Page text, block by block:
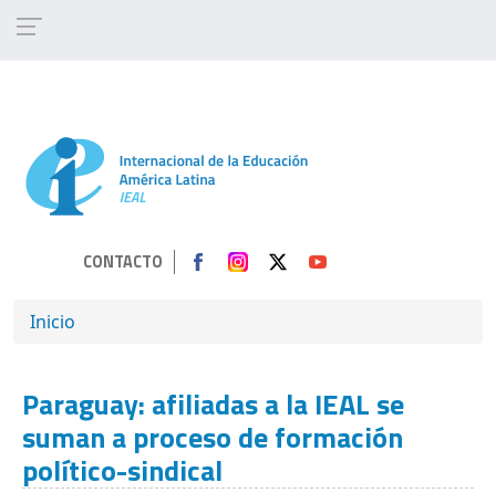
CONTACTO
SOBRESCRIBIR ENLACES DE AYUDA A
Inicio
Paraguay: afiliadas a la IEAL se
suman a proceso de formación
político-sindical